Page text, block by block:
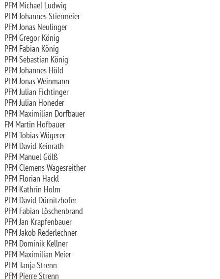
PFM Michael Ludwig
PFM Johannes Stiermeier
PFM Jonas Neulinger
PFM Gregor König
PFM Fabian König
PFM Sebastian König
PFM Johannes Höld
PFM Jonas Weinmann
PFM Julian Fichtinger
PFM Julian Honeder
PFM Maximilian Dorfbauer
FM Martin Hofbauer
PFM Tobias Wögerer
PFM David Keinrath
PFM Manuel Gölß
PFM Clemens Wagesreither
PFM Florian Hackl
PFM Kathrin Holm
PFM David Dürnitzhofer
PFM Fabian Löschenbrand
PFM Jan Krapfenbauer
PFM Jakob Rederlechner
PFM Dominik Kellner
PFM Maximilian Meier
PFM Tanja Strenn
PFM Pierre Strenn